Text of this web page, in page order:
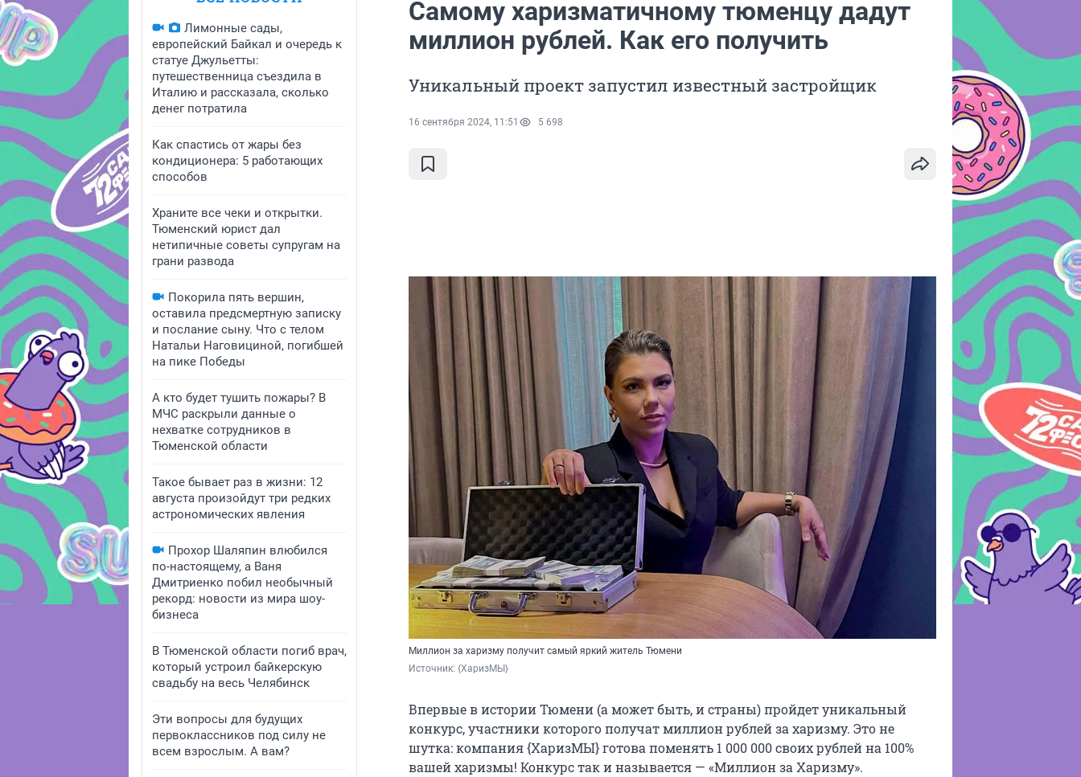
Лимонные сады,
европейский Байкал и очередь к
статуе Джульетты:
путешественница съездила в
Италию и рассказала, сколько
денег потратила
Как спастись от жары без
кондиционера: 5 работающих
способов
Храните все чеки и открытки.
Тюменский юрист дал
нетипичные советы супругам на
грани развода
Покорила пять вершин,
оставила предсмертную записку
и послание сыну. Что с телом
Натальи Наговициной, погибшей
на пике Победы
А кто будет тушить пожары? В
МЧС раскрыли данные о
нехватке сотрудников в
Тюменской области
Такое бывает раз в жизни: 12
августа произойдут три редких
астрономических явления
Прохор Шаляпин влюбился
по-настоящему, а Ваня
Дмитриенко побил необычный
рекорд: новости из мира шоу-
бизнеса
В Тюменской области погиб врач,
который устроил байкерскую
свадьбу на весь Челябинск
Эти вопросы для будущих
первоклассников под силу не
всем взрослым. А вам?
Самому харизматичному тюменцу дадут
миллион рублей. Как его получить
Уникальный проект запустил известный застройщик
16 сентября 2024, 11:51 5 698
Миллион за харизму получит самый яркий житель Тюмени
Источник: {ХаризМЫ}
Впервые в истории Тюмени (а может быть, и страны) пройдет уникальный
конкурс, участники которого получат миллион рублей за харизму. Это не
шутка: компания {ХаризМЫ} готова поменять 1 000 000 своих рублей на 100%
вашей харизмы! Конкурс так и называется — «Миллион за Харизму».